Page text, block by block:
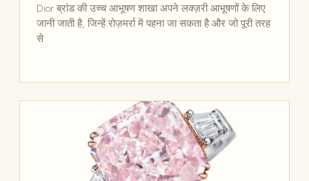
Dior ब्रांड की उच्च आभूषण शाखा अपने लक्ज़री आभूषणों के लिए
जानी जाती है, जिन्हें रोज़मर्रा में पहना जा सकता है और जो पूरी तरह
से